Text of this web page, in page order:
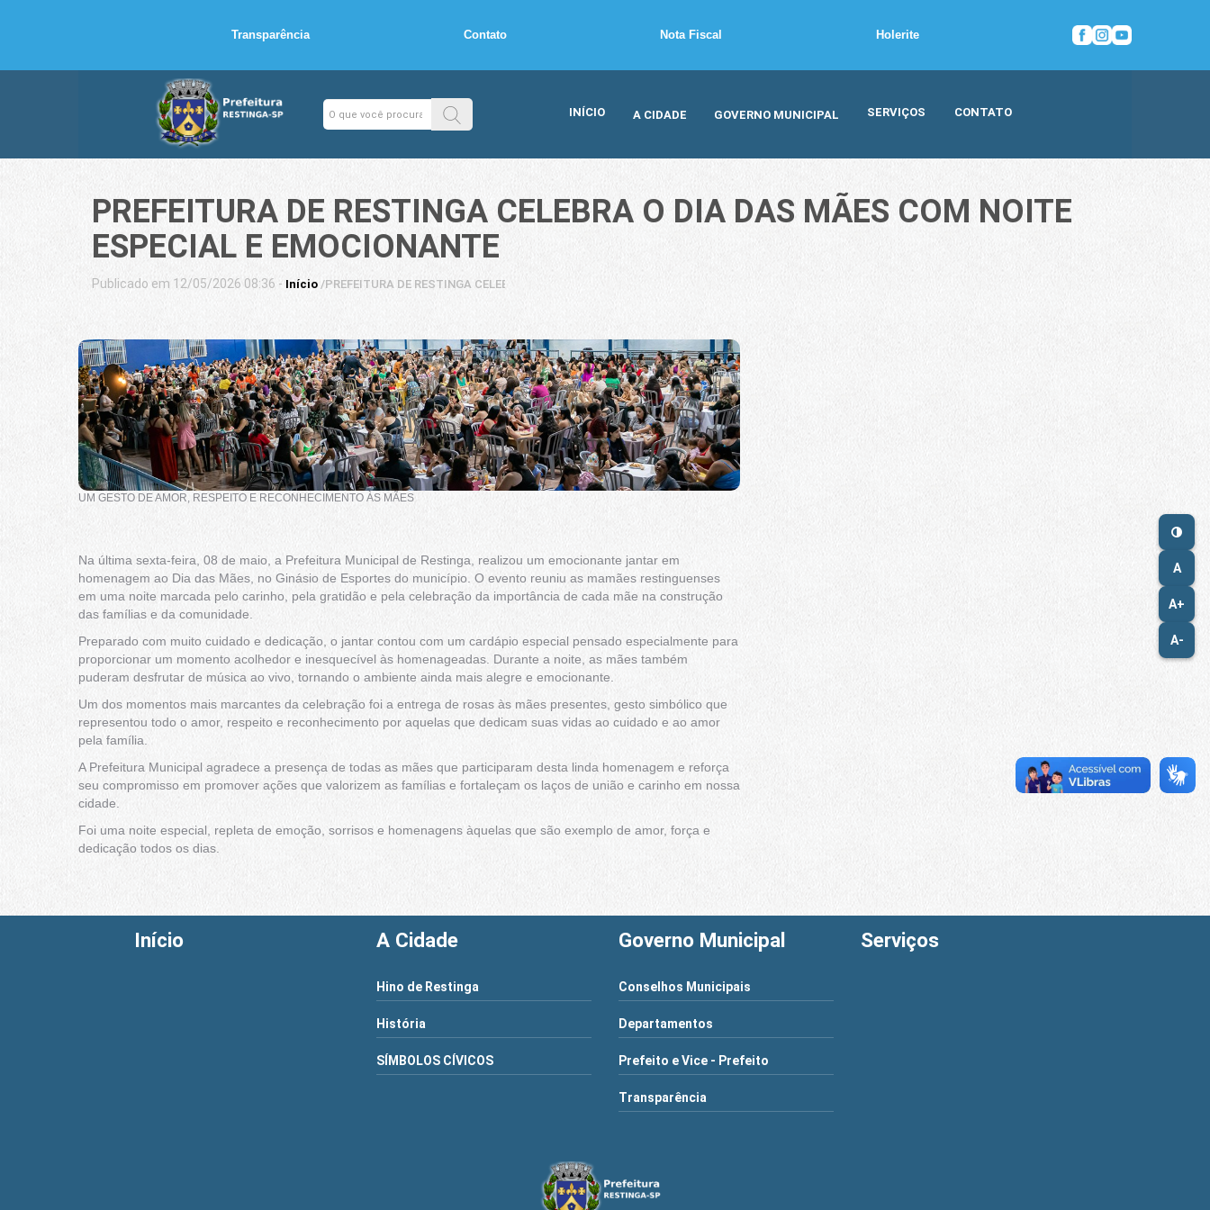
Transparência Contato Nota Fiscal Holerite
INÍCIO A CIDADE GOVERNO MUNICIPAL SERVIÇOS CONTATO
A
A+
A-
PREFEITURA DE RESTINGA CELEBRA O DIA DAS MÃES COM NOITE
ESPECIAL E EMOCIONANTE
Publicado em 12/05/2026 08:36 - Início /PREFEITURA DE RESTINGA CELEBRA O DIA DAS MÃES COM NOITE ESPECIAL E EMOCIONANTE
UM GESTO DE AMOR, RESPEITO E RECONHECIMENTO ÀS MÃES
Na última sexta-feira, 08 de maio, a Prefeitura Municipal de Restinga, realizou um emocionante jantar em
homenagem ao Dia das Mães, no Ginásio de Esportes do município. O evento reuniu as mamães restinguenses
em uma noite marcada pelo carinho, pela gratidão e pela celebração da importância de cada mãe na construção
das famílias e da comunidade.
Preparado com muito cuidado e dedicação, o jantar contou com um cardápio especial pensado especialmente para
proporcionar um momento acolhedor e inesquecível às homenageadas. Durante a noite, as mães também
puderam desfrutar de música ao vivo, tornando o ambiente ainda mais alegre e emocionante.
Um dos momentos mais marcantes da celebração foi a entrega de rosas às mães presentes, gesto simbólico que
representou todo o amor, respeito e reconhecimento por aquelas que dedicam suas vidas ao cuidado e ao amor
pela família.
A Prefeitura Municipal agradece a presença de todas as mães que participaram desta linda homenagem e reforça
seu compromisso em promover ações que valorizem as famílias e fortaleçam os laços de união e carinho em nossa
cidade.
Foi uma noite especial, repleta de emoção, sorrisos e homenagens àquelas que são exemplo de amor, força e
dedicação todos os dias.
Início A Cidade
Hino de Restinga
História
SÍMBOLOS CÍVICOS
Governo Municipal
Conselhos Municipais
Departamentos
Prefeito e Vice - Prefeito
Transparência
Serviços